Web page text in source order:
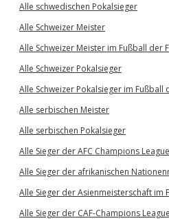
Alle schwedischen Pokalsieger
Alle Schweizer Meister
Alle Schweizer Meister im Fußball der
Alle Schweizer Pokalsieger
Alle Schweizer Pokalsieger im Fußball
Alle serbischen Meister
Alle serbischen Pokalsieger
Alle Sieger der AFC Champions
Alle Sieger der afrikanischen
Alle Sieger der Asienmeisterschaft im
Alle Sieger der CAF-Champions